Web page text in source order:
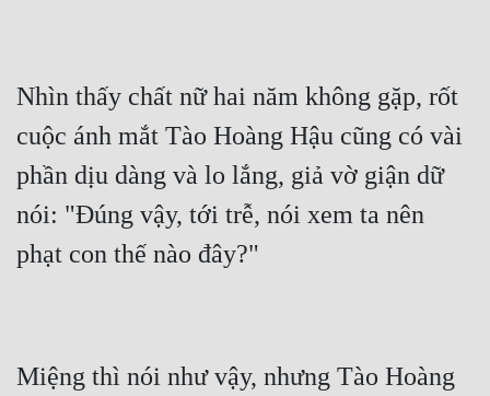
Nhìn thấy chất nữ hai năm không gặp, rốt
cuộc ánh mắt Tào Hoàng Hậu cũng có vài
phần dịu dàng và lo lắng, giả vờ giận dữ
nói: "Đúng vậy, tới trễ, nói xem ta nên
phạt con thế nào đây?"
Miệng thì nói như vậy, nhưng Tào Hoàng